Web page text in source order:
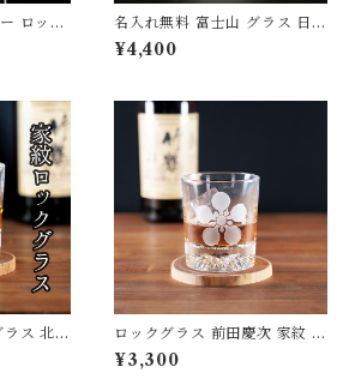
ロック
ルギフ
ゼント
名入れ無料 富士山 グラス 日本
製 ロックグラス 彫刻 JAPAN
桜 鶴 達磨 275ml 高級 和モダ
砂吹き工房ねこまたや
¥4,400
ス 北条
敬老
ロックグラス 前田慶次 家紋 戦
国武将 酒 ウィスキー 焼酎 誕
生日 父の日 母の日 敬老の日
¥3,300